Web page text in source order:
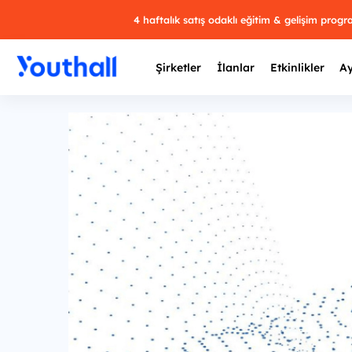
4 haftalık satış odaklı eğitim & gelişim
Şirketler İlanlar Etkinlikler